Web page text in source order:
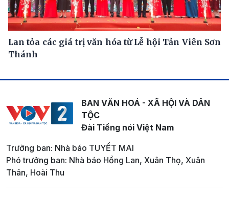
Lan tỏa các giá trị văn hóa từ Lễ hội Tản Viên Sơn
Thánh
BAN VĂN HOÁ - XÃ HỘI VÀ DÂN
TỘC
Đài Tiếng nói Việt Nam
Trưởng ban: Nhà báo TUYẾT MAI
Phó trưởng ban: Nhà báo Hồng Lan, Xuân Thọ, Xuân
Thân, Hoài Thu